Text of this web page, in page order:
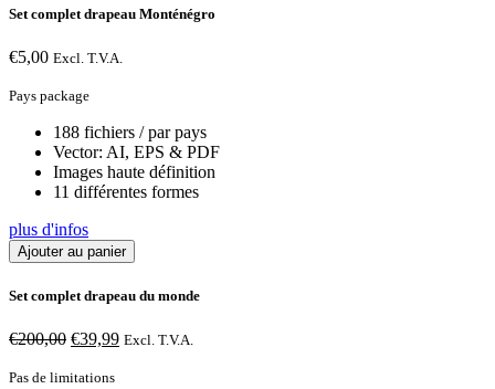
Set complet drapeau Monténégro
€5,00 Excl. T.V.A.
Pays package
188 fichiers / par pays
Vector: AI, EPS & PDF
Images haute définition
11 différentes formes
plus d'infos
Ajouter au panier
Set complet drapeau du monde
€200,00 Le
initial
€39,99Le
Excl. T.V.A.
Pas de limitations